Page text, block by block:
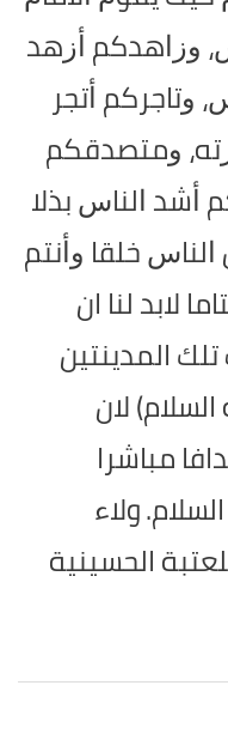
ﻭﺯﺍﻫﺪﻛﻢ ﺃﺯﻫﺪ
ﻭﺗﺎﺟﺮﻛﻢ ﺃﺗﺠﺮ
ﻭﻣﺘﺼﺪﻗﻜﻢ
ﺃﺷﺪ ﺍﻟﻨﺎﺱ ﺑﺬﻻ‌
ﺧﻠﻘﺎ ﻭﺃﻧﺘﻢ
لابد لنا ان
المدينتين
لان
مباشرا
ولاء
الحسينية